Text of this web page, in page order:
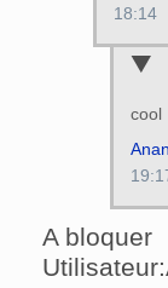
18:14
cool
A bloquer